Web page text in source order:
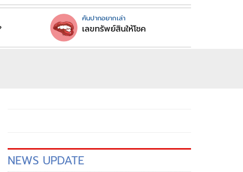
คันปากอยากเล่า
เลขทรัพย์สินให้โชค
NEWS UPDATE